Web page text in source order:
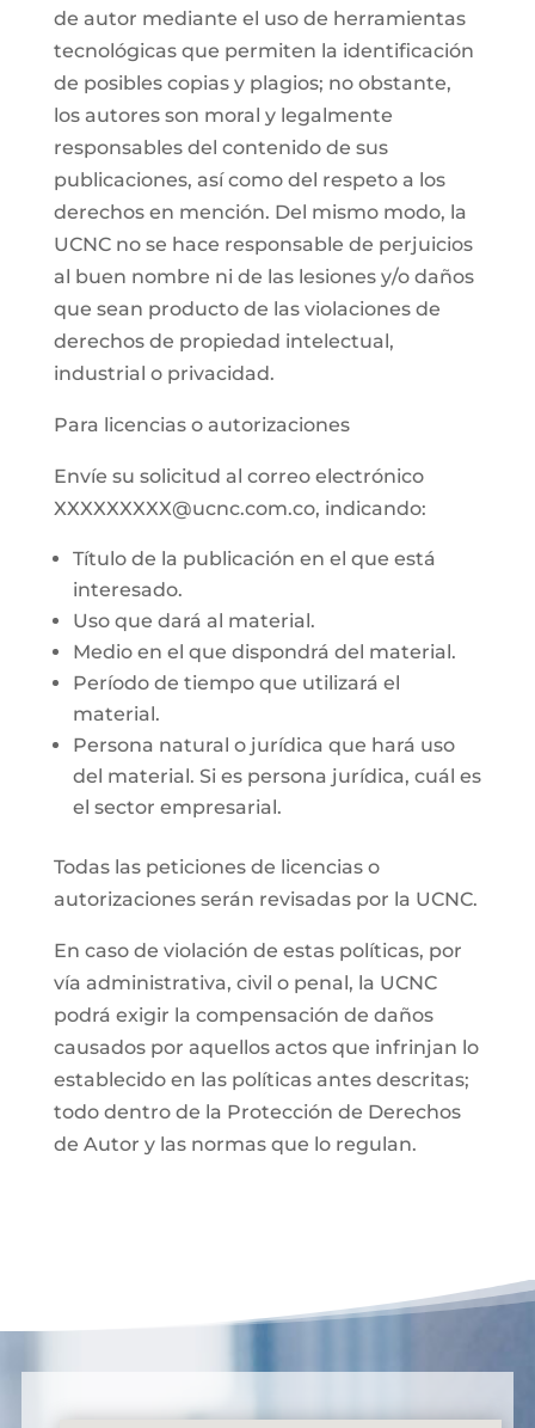
de autor mediante el uso de herramientas
tecnológicas que permiten la identificación
de posibles copias y plagios; no obstante,
los autores son moral y legalmente
responsables del contenido de sus
publicaciones, así como del respeto a los
derechos en mención. Del mismo modo, la
UCNC no se hace responsable de perjuicios
al buen nombre ni de las lesiones y/o daños
que sean producto de las violaciones de
derechos de propiedad intelectual,
industrial o privacidad.
Para licencias o autorizaciones
Envíe su solicitud al correo electrónico
XXXXXXXXX@ucnc.com.co, indicando:
Título de la publicación en el que está
interesado.
Uso que dará al material.
Medio en el que dispondrá del material.
Período de tiempo que utilizará el
material.
Persona natural o jurídica que hará uso
del material. Si es persona jurídica, cuál es
el sector empresarial.
Todas las peticiones de licencias o
autorizaciones serán revisadas por la UCNC.
En caso de violación de estas políticas, por
vía administrativa, civil o penal, la UCNC
podrá exigir la compensación de daños
causados por aquellos actos que infrinjan lo
establecido en las políticas antes descritas;
todo dentro de la Protección de Derechos
de Autor y las normas que lo regulan.